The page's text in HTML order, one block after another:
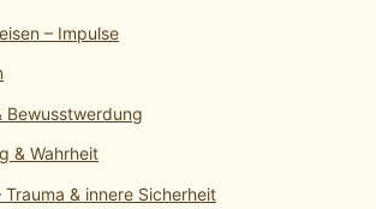
– Impulse
Bewusstwerdung
& Wahrheit
& innere Sicherheit